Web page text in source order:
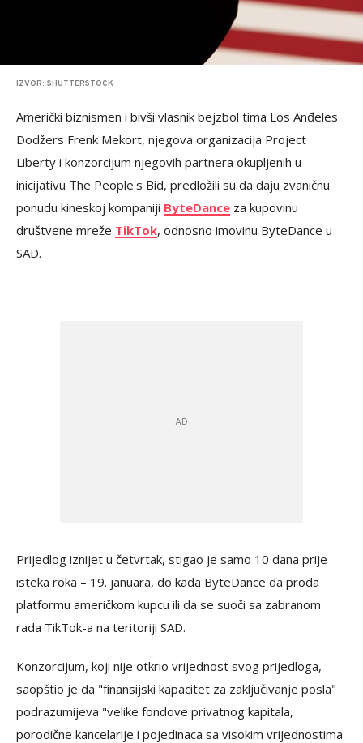
IZVOR: SHUTTERSTOCK
Američki biznismen i bivši vlasnik bejzbol tima Los Anđeles
Dodžers Frenk Mekort, njegova organizacija Project
Liberty i konzorcijum njegovih partnera okupljenih u
inicijativu The People's Bid, predložili su da daju zvaničnu
ponudu kineskoj kompaniji ByteDance za kupovinu
društvene mreže TikTok, odnosno imovinu ByteDance u
SAD.
Prijedlog iznijet u četvrtak, stigao je samo 10 dana prije
isteka roka – 19. januara, do kada ByteDance da proda
platformu američkom kupcu ili da se suoči sa zabranom
rada TikTok-a na teritoriji SAD.
Konzorcijum, koji nije otkrio vrijednost svog prijedloga,
saopštio je da "finansijski kapacitet za zaključivanje posla"
podrazumijeva "velike fondove privatnog kapitala,
porodične kancelarije i pojedinaca sa visokim vrijednostima